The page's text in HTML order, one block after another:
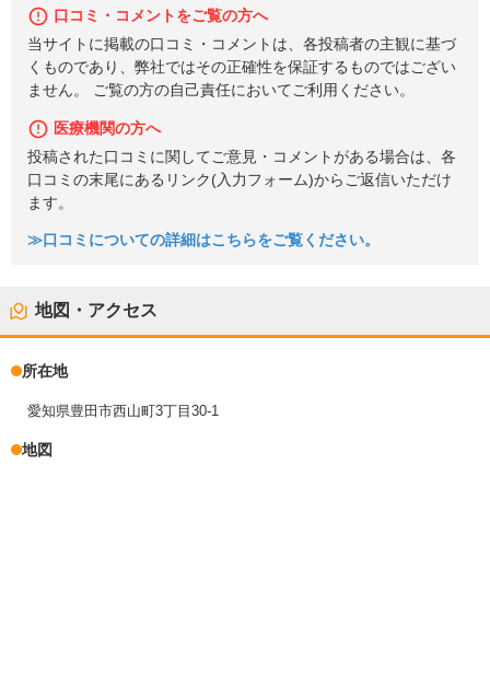
口コミ・コメントをご覧の方へ
当サイトに掲載の口コミ・コメントは、各投稿者の主観に基づ
くものであり、弊社ではその正確性を保証するものではござい
ません。 ご覧の方の自己責任においてご利用ください。
医療機関の方へ
投稿された口コミに関してご意見・コメントがある場合は、各
口コミの末尾にあるリンク(入力フォーム)からご返信いただけ
ます。
≫口コミについての詳細はこちらをご覧ください。
地図・アクセス
所在地
愛知県豊田市西山町3丁目30-1
地図